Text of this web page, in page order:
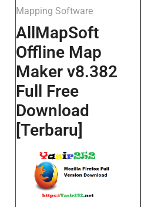
Mapping Software
AllMapSoft
Offline Map
Maker v8.382
Full Free
Download
[Terbaru]